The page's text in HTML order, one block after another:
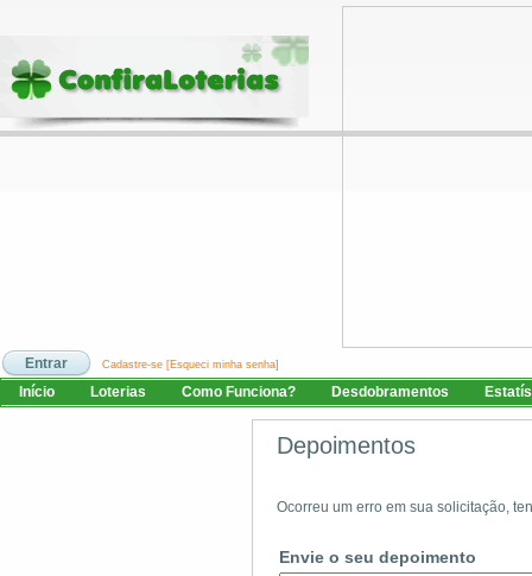
Cadastre-se [Esqueci minha senha]
Início Loterias Como Funciona? Desdobramentos
Depoimentos
Ocorreu um erro em sua solicitação,
Envie o seu depoimento